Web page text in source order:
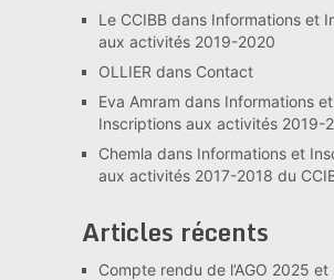
Le CCIBBdans Informations et
aux activités 2019-2020
OLLIER dans Contact
Eva Amram dans Informations et
Inscriptions aux activités 2019-
Chemla dans Informations et
aux activités 2017-2018 du
Articles récents
Compte rendu de l’AGO 2025